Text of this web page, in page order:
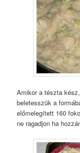
Amikor a tészta
beletesszük a
előmelegített 160
ne ragadjon ha